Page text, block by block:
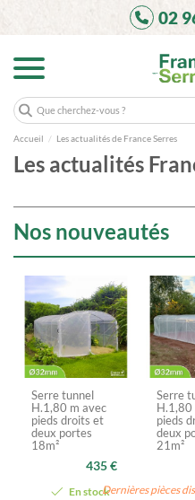
02
Accueil Les actualités de France Serres
Les actualités
Nos nouveautés
Serre tunnel
H.1,80 m avec
pieds droits et
deux portes
18m²
435 €
En stock
Serre
H.1,80
pieds
deux
21m²
Dernières pièces